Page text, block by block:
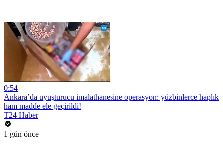
0:54
Ankara’da uyuşturucu imalathanesine operasyon: yüzbinlerce haplık
ham madde ele geçirildi!
T24 Haber
1 gün önce